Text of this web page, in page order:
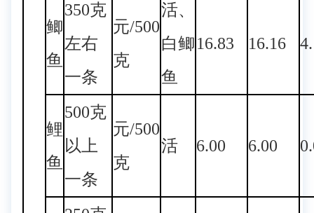
鲫
鱼
350克
左右
一条
元/500
克
活、
白鲫
鱼
16.83 16.16
鲤
鱼
500克
以上
一条
元/500
克
活 6.00 6.00